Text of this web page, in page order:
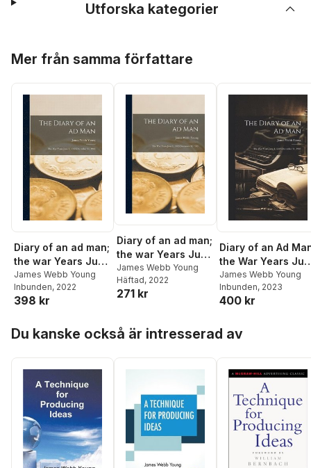
Utforska kategorier
Mer från samma författare
Diary of an ad man;
the war Years June
1, 1942-December
31, 1943
James Webb Young
Inbunden, 2022
398 kr
Diary of an ad man;
the war Years June
1, 1942-December
31, 1943
James Webb Young
Häftad, 2022
271 kr
Diary of an Ad
the War Years
1, 1942-December
31, 1943
James Webb Young
Inbunden, 2023
400 kr
Du kanske också är intresserad av